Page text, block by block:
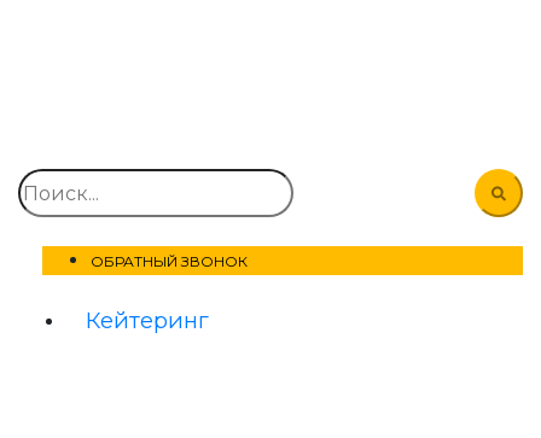
ОБРАТНЫЙ ЗВОНОК
Кейтеринг